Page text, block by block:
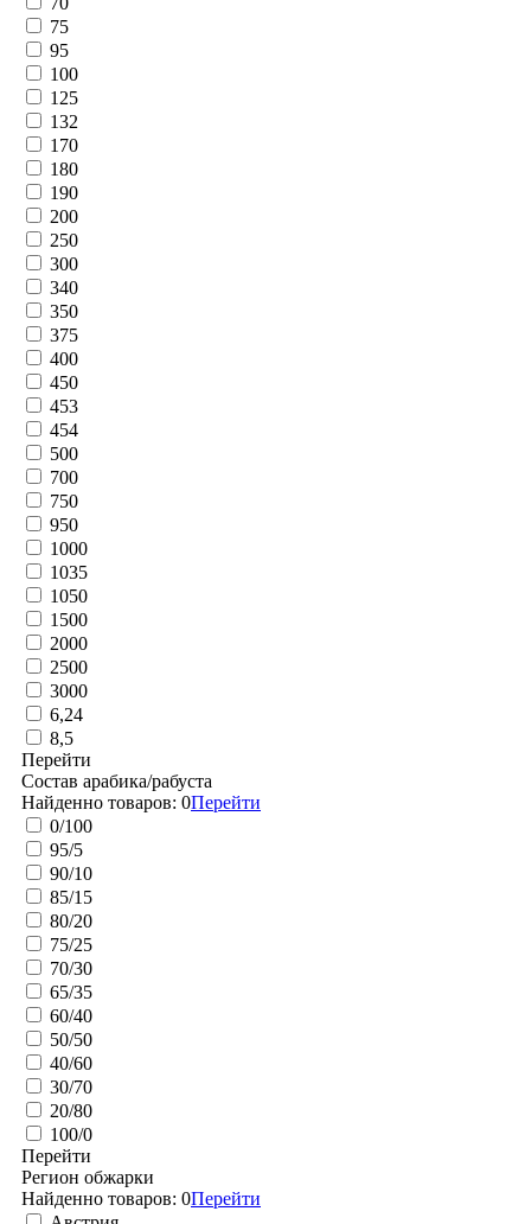
75
95
100
125
132
170
180
190
200
250
300
340
350
375
400
450
453
454
500
700
750
950
1000
1035
1050
1500
2000
2500
3000
6,24
8,5
Перейти
Состав арабика/рабуста
Найденно товаров: 0Перейти
0/100
95/5
90/10
85/15
80/20
75/25
70/30
65/35
60/40
50/50
40/60
30/70
20/80
100/0
Перейти
Регион обжарки
Найденно товаров: 0Перейти